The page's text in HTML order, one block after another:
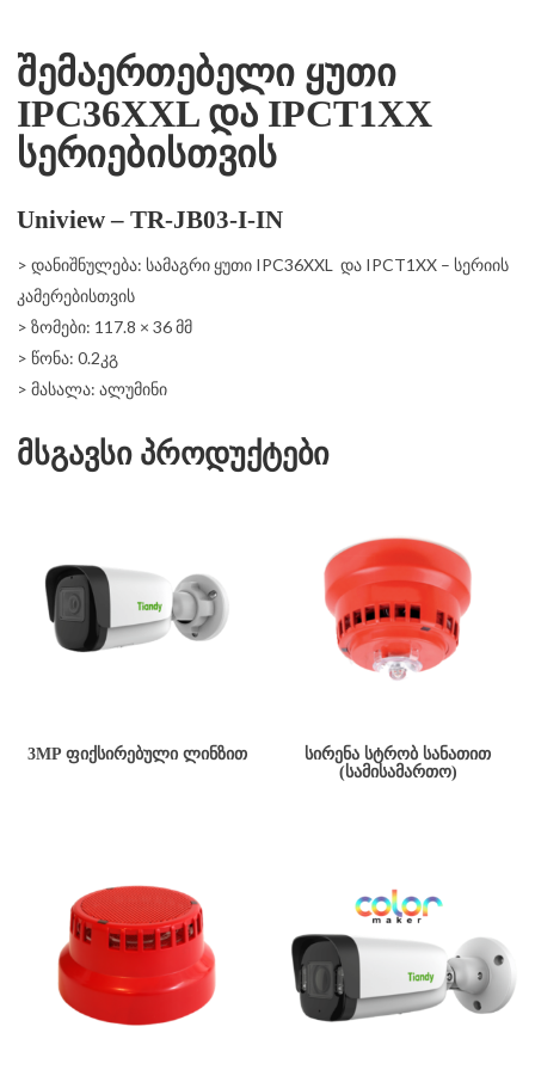
შემაერთებელი ყუთი
IPC36XXL და IPCT1XX
სერიებისთვის
Uniview – TR-JB03-I-IN
> დანიშნულება: სამაგრი ყუთი IPC36XXL და IPCT1XX – სერიის
კამერებისთვის
> ზომები: 117.8 × 36 მმ
> წონა: 0.2კგ
> მასალა: ალუმინი
მსგავსი პროდუქტები
3MP ᲤᲘᲥᲡᲘᲠᲔᲑᲣᲚᲘ ᲚᲘᲜᲖᲘᲗ
ᲡᲘᲠᲔᲜᲐ ᲡᲢᲠᲝᲑ ᲡᲐᲜᲐᲗᲘᲗ
(ᲡᲐᲛᲘᲡᲐᲛᲐᲠᲗᲝ)